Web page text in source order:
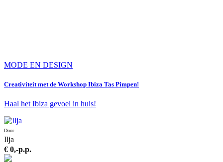
MODE EN DESIGN
Creativiteit met de Workshop Ibiza Tas Pimpen!
Haal het Ibiza gevoel in huis!
Door
Ilja
€ 0,-p.p.